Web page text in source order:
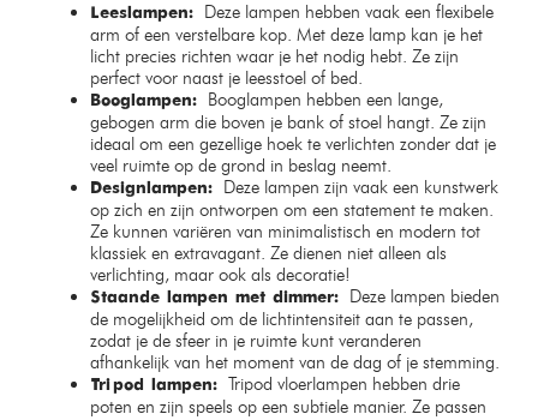
Leeslampen:
Deze lampen hebben vaak een flexibele
arm of een verstelbare kop. Met deze lamp kan je het
licht precies richten waar je het nodig hebt. Ze zijn
perfect voor naast je leesstoel of bed.
Booglampen:
Booglampen hebben een lange,
gebogen arm die boven je bank of stoel hangt. Ze zijn
ideaal om een gezellige hoek te verlichten zonder dat je
veel ruimte op de grond in beslag neemt.
Designlampen:
Deze lampen zijn vaak een kunstwerk
op zich en zijn ontworpen om een statement te maken.
Ze kunnen variëren van minimalistisch en modern tot
klassiek en extravagant. Ze dienen niet alleen als
verlichting, maar ook als decoratie!
Staande lampen met dimmer:
Deze lampen bieden
de mogelijkheid om de lichtintensiteit aan te passen,
zodat je de sfeer in je ruimte kunt veranderen
afhankelijk van het moment van de dag of je stemming.
Tripod lampen:
Tripod vloerlampen hebben drie
poten en zijn speels op een subtiele manier. Ze passen